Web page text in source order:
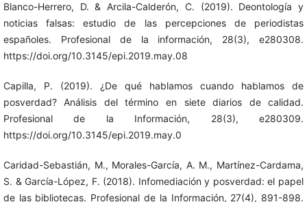
Blanco-Herrero, D. & Arcila-Calderón, C. (2019). Deontología y
noticias falsas: estudio de las percepciones de periodistas
españoles. Profesional de la información, 28(3), e280308.
https://doi.org/10.3145/epi.2019.may.08
Capilla, P. (2019). ¿De qué hablamos cuando hablamos de
posverdad? Análisis del término en siete diarios de calidad.
Profesional de la Información, 28(3), e280309.
https://doi.org/10.3145/epi.2019.may.0
Caridad-Sebastián, M., Morales-García, A. M., Martínez-Cardama,
S. & García-López, F. (2018). Infomediación y posverdad: el papel
de las bibliotecas. Profesional de la Información, 27(4), 891-898.